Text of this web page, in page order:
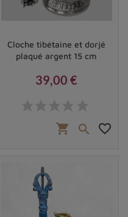
Cloche tibétaine et dorjé
plaqué argent 15 cm
39,00 €
shopping_cart  favorite_border